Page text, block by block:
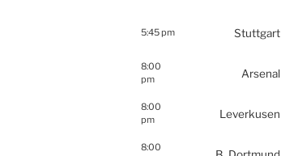
5:45 pm Stuttgart
8:00
pm
Arsenal
8:00
pm
Leverkusen
8:00